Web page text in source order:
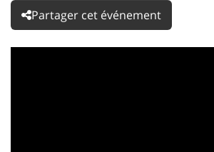
Partager cet événement